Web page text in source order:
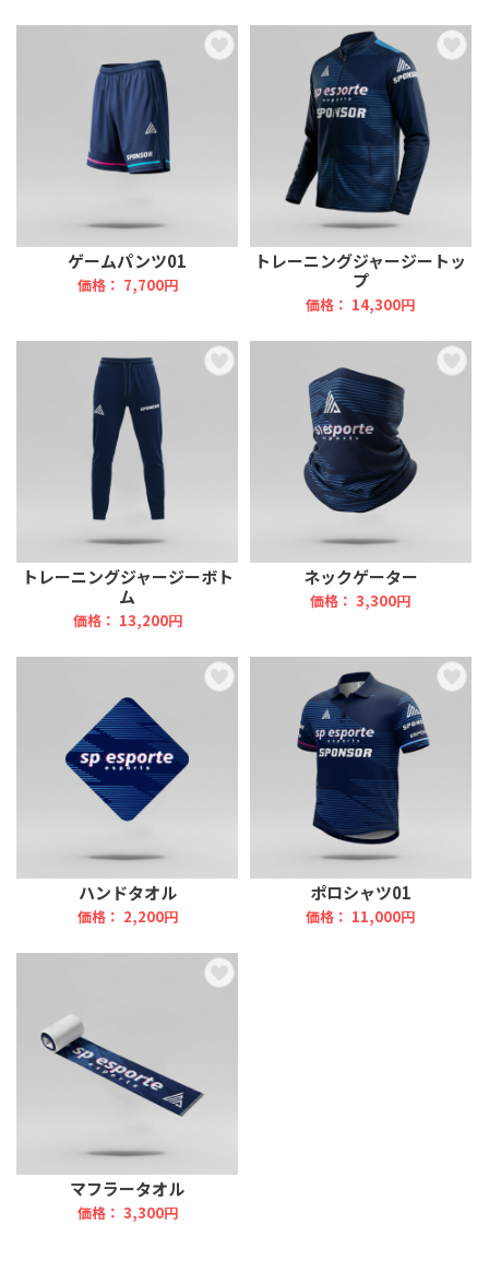
ゲームパンツ01
価格： 7,700円
トレーニングジャージートッ
プ
価格： 14,300円
トレーニングジャージーボト
ム
価格： 13,200円
ネックゲーター
価格： 3,300円
ハンドタオル
価格： 2,200円
ポロシャツ01
価格： 11,000円
マフラータオル
価格： 3,300円